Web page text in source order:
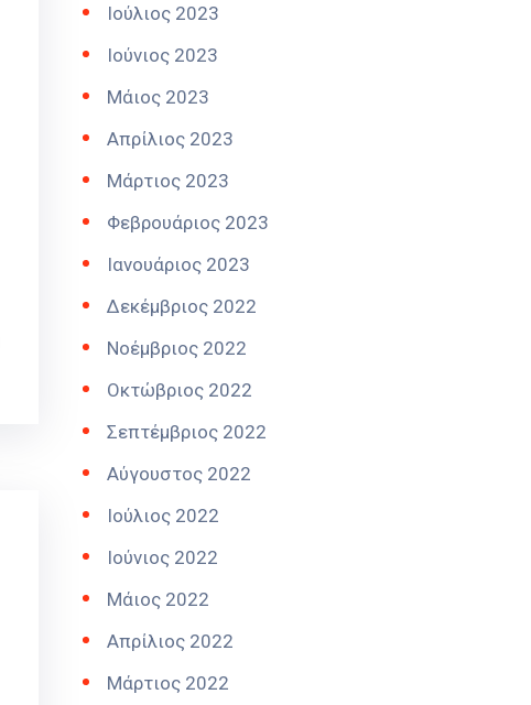
Ιούλιος 2023
Ιούνιος 2023
Μάιος 2023
Απρίλιος 2023
Μάρτιος 2023
Φεβρουάριος 2023
Ιανουάριος 2023
Δεκέμβριος 2022
Νοέμβριος 2022
Οκτώβριος 2022
Σεπτέμβριος 2022
Αύγουστος 2022
Ιούλιος 2022
Ιούνιος 2022
Μάιος 2022
Απρίλιος 2022
Μάρτιος 2022